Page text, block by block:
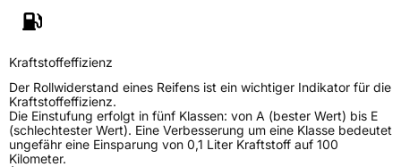
Kraftstoffeffizienz
Der Rollwiderstand eines Reifens ist ein wichtiger Indikator für die
Kraftstoffeffizienz.
Die Einstufung erfolgt in fünf Klassen: von A (bester Wert) bis E
(schlechtester Wert). Eine Verbesserung um eine Klasse bedeutet
ungefähr eine Einsparung von 0,1 Liter Kraftstoff auf 100
Kilometer.